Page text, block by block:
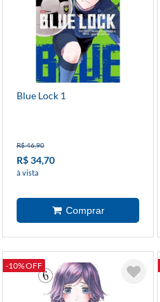
Blue Lock 1
R$ 46,90
R$ 34,70
à vista
-10% OFF